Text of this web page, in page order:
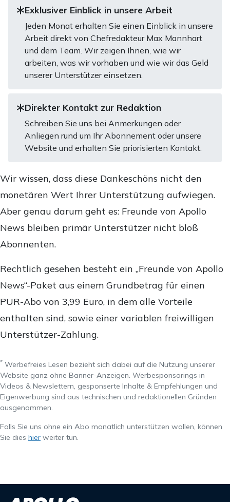
Exklusiver Einblick in unsere Arbeit
Jeden Monat erhalten Sie einen Einblick in unsere
Arbeit direkt von Chefredakteur Max Mannhart
und dem Team. Wir zeigen Ihnen, wie wir
arbeiten, was wir vorhaben und wie wir das Geld
unserer Unterstützer einsetzen.
Direkter Kontakt zur Redaktion
Schreiben Sie uns bei Anmerkungen oder
Anliegen rund um Ihr Abonnement oder unsere
Website und erhalten Sie priorisierten Kontakt.
Wir wissen, dass diese Dankeschöns nicht den
monetären Wert Ihrer Unterstützung aufwiegen.
Aber genau darum geht es: Freunde von Apollo
News bleiben primär Unterstützer nicht bloß
Abonnenten.
Rechtlich gesehen besteht ein „Freunde von Apollo
News“-Paket aus einem Grundbetrag für einen
PUR-Abo von 3,99 Euro, in dem alle Vorteile
enthalten sind, sowie einer variablen freiwilligen
Unterstützer-Zahlung.
* Werbefreies Lesen bezieht sich dabei auf die Nutzung unserer
Website ganz ohne Banner-Anzeigen. Werbesponsorings in
Videos & Newslettern, gesponserte Inhalte & Empfehlungen und
Eigenwerbung sind aus technischen und redaktionellen Gründen
ausgenommen.
Falls Sie uns ohne ein Abo monatlich unterstützen wollen, können
Sie dies hier weiter tun.